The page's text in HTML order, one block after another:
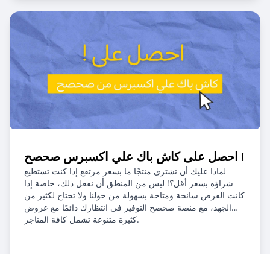
احصل على كاش باك علي اكسبرس صحصح !
لماذا عليك أن تشتري منتجًا ما بسعر مرتفع إذا كنت تستطيع
شراؤه بسعر أقل؟! ليس من المنطق أن نفعل ذلك، خاصة إذا
كانت الفرص سانحة ومتاحة بسهولة من حولنا ولا تحتاج لكثير من
الجهد، مع منصة صحصح التوفير في انتظارك دائمًا مع عروض
كثيرة متنوعة تشمل كافة المتاجر.